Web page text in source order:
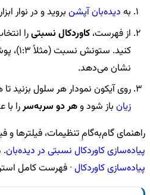
به دیده‌بان آپشن بروید و در نوار ابزار
از فهرست، کاوردکال نسبتیرا
کنید.
نشان می‌دهد.
روی آیکون نمودار هر سلول بزنید
زیان باز شود وهر دو سربه‌سررا با
راهنمای گام‌به‌گامِ تنظیمات، فیلترها و
پیاده‌سازی کاوردکال نسبتی در دیده‌بان.
پیاده‌سازی کاوردکال · فهرست کامل